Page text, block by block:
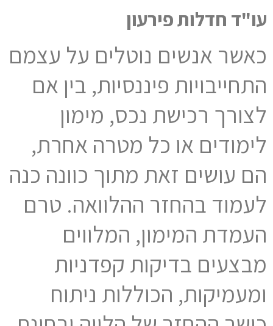
עו"ד חדלות פירעון
כאשר אנשים נוטלים על עצמם
התחייבויות פיננסיות, בין אם
לצורך רכישת נכס, מימון
לימודים או כל מטרה אחרת,
הם עושים זאת מתוך כוונה כנה
לעמוד בהחזר ההלוואה. טרם
העמדת המימון, המלווים
מבצעים בדיקות קפדניות
ומעמיקות, הכוללות ניתוח